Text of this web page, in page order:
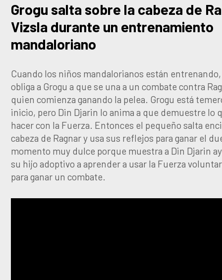
Grogu salta sobre la cabeza de
Vizsla durante un entrenamiento
mandaloriano
Cuando los niños mandalorianos están
obliga a Grogu a que se una a un combate contra
quien comienza ganando la pelea. Grogu está
inicio, pero Din Djarin lo anima a que demuestre lo
hacer con la Fuerza. Entonces el pequeño salta
cabeza de Ragnar y usa sus reflejos para ganar el
momento muy dulce porque muestra a Din Djarin
su hijo adoptivo a aprender a usar la Fuerza
para ganar un combate.